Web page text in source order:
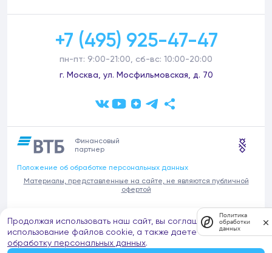
+7 (495) 925-47-47
пн-пт: 9:00-21:00, сб-вс: 10:00-20:00
г. Москва, ул. Мосфильмовская, д. 70
Финансовый
партнер
Положение об обработке персональных данных
Материалы, представленные на сайте, не являются публичной
офертой
В связи с участившимися случаями предложений частных услуг от
имени компании Донстрой (проведения ремонтов, продажи
отделочных материалов и т.п.), обращаем внимание на то, что
компания Донстрой не оказывает таких услуг, не имеет
представительств такого профиля и не обращается к частным
Продолжая использовать наш сайт, вы соглашаетесь на
использование файлов cookie, а также даете согласие на
обработку персональных данных.
Политика
обработки
данных